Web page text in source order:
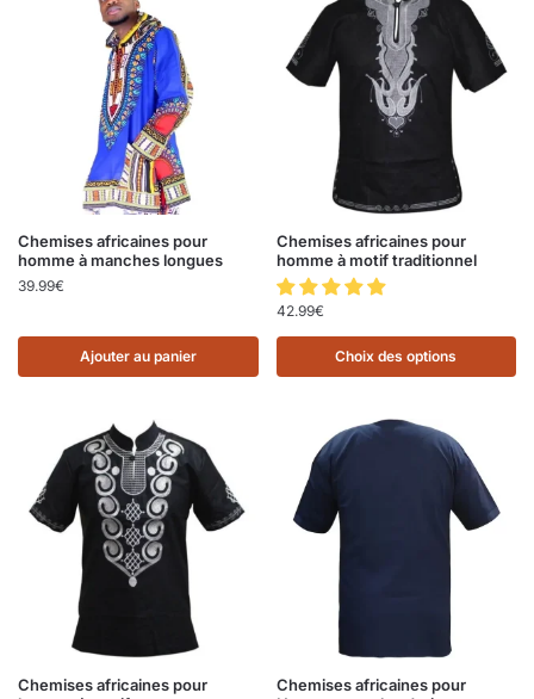
Chemises africaines pour
homme à manches longues
39.99€
Ajouter au panier
Chemises africaines pour
homme à motif traditionnel
42.99€
Choix des options
Chemises africaines pour
Chemises africaines pour